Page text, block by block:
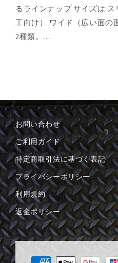
るラインナップ サイズは
工向け） ワイド（広い面の
2種類。...
お問い合わせ
ご利用ガイド
特定商取引法に基づく表記
プライバシーポリシー
利用規約
返金ポリシー
決